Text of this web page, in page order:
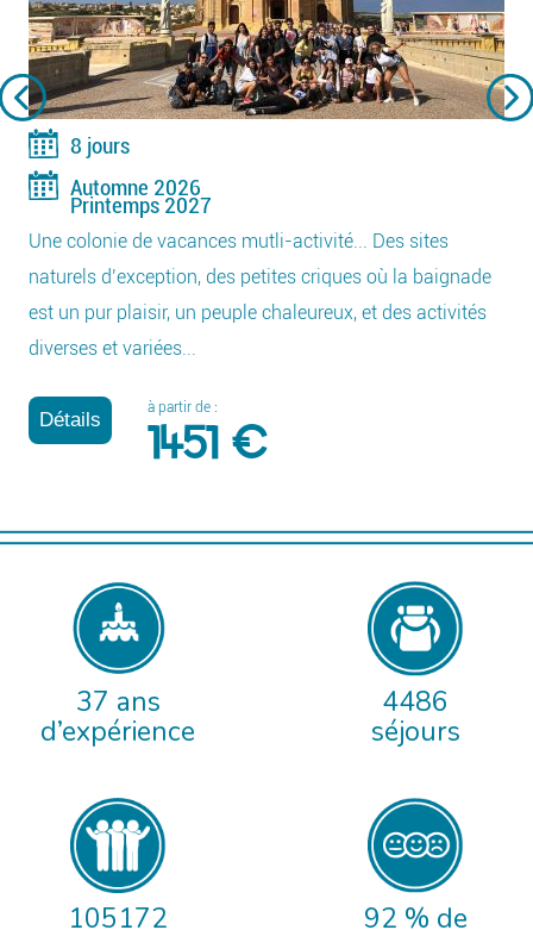
8 jours
Automne 2026
Printemps 2027
Une colonie de vacances mutli-activité... Des sites
naturels d’exception, des petites criques où la baignade
est un pur plaisir, un peuple chaleureux, et des activités
diverses et variées...
Détails
à partir de :
1451 €
37 ans
d’expérience
4486
séjours
105172
92 % de